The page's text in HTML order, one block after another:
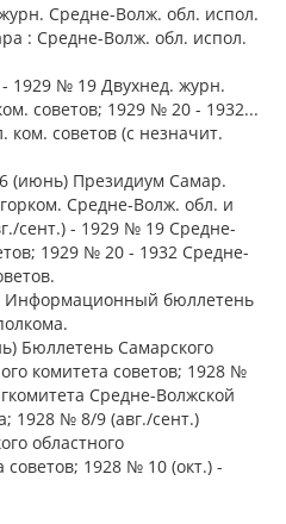
Средне-Волж. обл. испол.
: Средне-Волж. обл. испол.
1929 № 19 Двухнед. журн.
советов; 1929 № 20 - 1932...
советов (с незначит.
(июнь) Президиум Самар.
Средне-Волж. обл. и
сент.) - 1929 № 19 Средне-
1929 № 20 - 1932 Средне-
Информационный бюллетень
Бюллетень Самарского
комитета советов; 1928 №
Средне-Волжской
1928 № 8/9 (авг./сент.)
областного
советов; 1928 № 10 (окт.) -